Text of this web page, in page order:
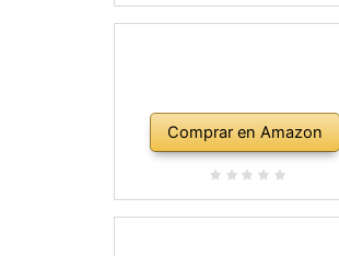
Comprar en Amazon